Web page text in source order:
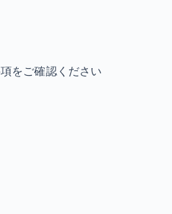
をご確認ください